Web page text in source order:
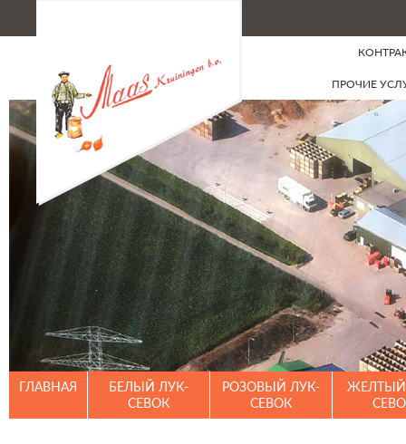
ПРОЧИЕ
ГЛАВНАЯ
БЕЛЫЙ ЛУК-
СЕВОК
РОЗОВЫЙ ЛУК-
СЕВОК
ЖЕЛТЫЙ